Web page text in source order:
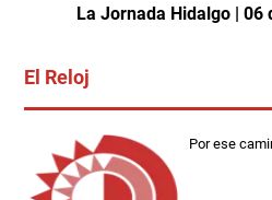
La Jornada Hidalgo | 06
El Reloj
Por ese